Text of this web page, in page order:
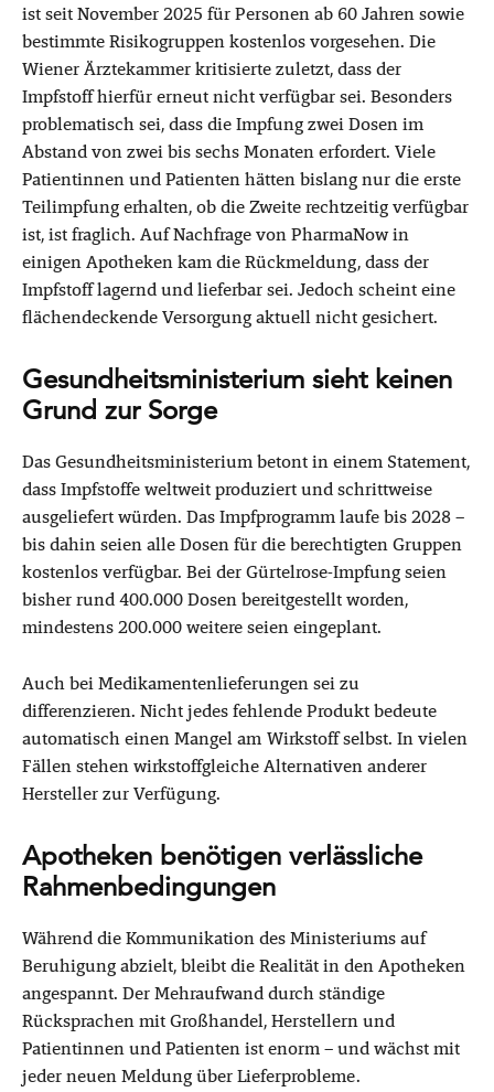
ist seit November 2025 für Personen ab 60 Jahren sowie
bestimmte Risikogruppen kostenlos vorgesehen. Die
Wiener Ärztekammer kritisierte zuletzt, dass der
Impfstoff hierfür erneut nicht verfügbar sei. Besonders
problematisch sei, dass die Impfung zwei Dosen im
Abstand von zwei bis sechs Monaten erfordert. Viele
Patientinnen und Patienten hätten bislang nur die erste
Teilimpfung erhalten, ob die Zweite rechtzeitig verfügbar
ist, ist fraglich. Auf Nachfrage von PharmaNow in
einigen Apotheken kam die Rückmeldung, dass der
Impfstoff lagernd und lieferbar sei. Jedoch scheint eine
flächendeckende Versorgung aktuell nicht gesichert.
Gesundheitsministerium sieht keinen
Grund zur Sorge
Das Gesundheitsministerium betont in einem Statement,
dass Impfstoffe weltweit produziert und schrittweise
ausgeliefert würden. Das Impfprogramm laufe bis 2028 –
bis dahin seien alle Dosen für die berechtigten Gruppen
kostenlos verfügbar. Bei der Gürtelrose-Impfung seien
bisher rund 400.000 Dosen bereitgestellt worden,
mindestens 200.000 weitere seien eingeplant.
Auch bei Medikamentenlieferungen sei zu
differenzieren. Nicht jedes fehlende Produkt bedeute
automatisch einen Mangel am Wirkstoff selbst. In vielen
Fällen stehen wirkstoffgleiche Alternativen anderer
Hersteller zur Verfügung.
Apotheken benötigen verlässliche
Rahmenbedingungen
Während die Kommunikation des Ministeriums auf
Beruhigung abzielt, bleibt die Realität in den Apotheken
angespannt. Der Mehraufwand durch ständige
Rücksprachen mit Großhandel, Herstellern und
Patientinnen und Patienten ist enorm – und wächst mit
jeder neuen Meldung über Lieferprobleme.